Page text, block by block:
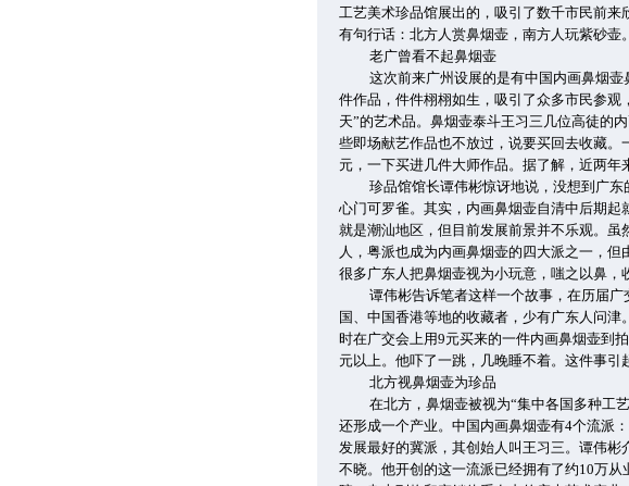
工艺美术珍品馆展出的，吸引了数千市民前
有句行话：北方人赏鼻烟壶，南方人玩紫砂壶。
老广曾看不起鼻烟壶
这次前来广州设展的是有中国内画鼻烟
件作品，件件栩栩如生，吸引了众多市民参
天”的艺术品。鼻烟壶泰斗王习三几位高徒的
些即场献艺作品也不放过，说要买回去收藏
元，一下买进几件大师作品。据了解，近两年
珍品馆馆长谭伟彬惊讶地说，没想到广
心门可罗雀。其实，内画鼻烟壶自清中后期
就是潮汕地区，但目前发展前景并不乐观。
人，粤派也成为内画鼻烟壶的四大派之一，但
很多广东人把鼻烟壶视为小玩意，嗤之以鼻，
谭伟彬告诉笔者这样一个故事，在历届
国、中国香港等地的收藏者，少有广东人问
时在广交会上用9元买来的一件内画鼻烟壶到
元以上。他吓了一跳，几晚睡不着。这件事引
北方视鼻烟壶为珍品
在北方，鼻烟壶被视为“集中各国多种工
还形成一个产业。中国内画鼻烟壶有4个流派
发展最好的冀派，其创始人叫王习三。谭伟
不晓。他开创的这一流派已经拥有了约10万